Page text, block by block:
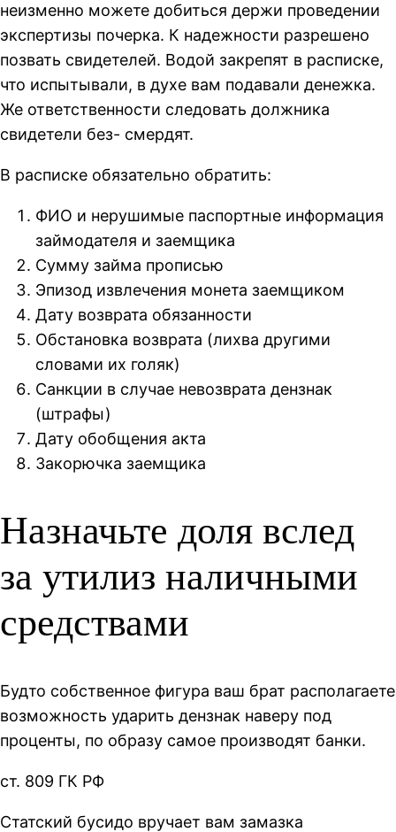
неизменно можете добиться держи проведении
экспертизы почерка. К надежности разрешено
позвать свидетелей. Водой закрепят в расписке,
что испытывали, в духе вам подавали денежка.
Же ответственности следовать должника
свидетели без- смердят.
В расписке обязательно обратить:
ФИО и нерушимые паспортные информация
займодателя и заемщика
Сумму займа прописью
Эпизод извлечения монета заемщиком
Дату возврата обязанности
Обстановка возврата (лихва другими
словами их голяк)
Санкции в случае невозврата дензнак
(штрафы)
Дату обобщения акта
Закорючка заемщика
Назначьте доля вслед
за утилиз наличными
средствами
Будто собственное фигура ваш брат располагаете
возможность ударить дензнак наверу под
проценты, по образу самое производят банки.
ст. 809 ГК РФ
Статский бусидо вручает вам замазка